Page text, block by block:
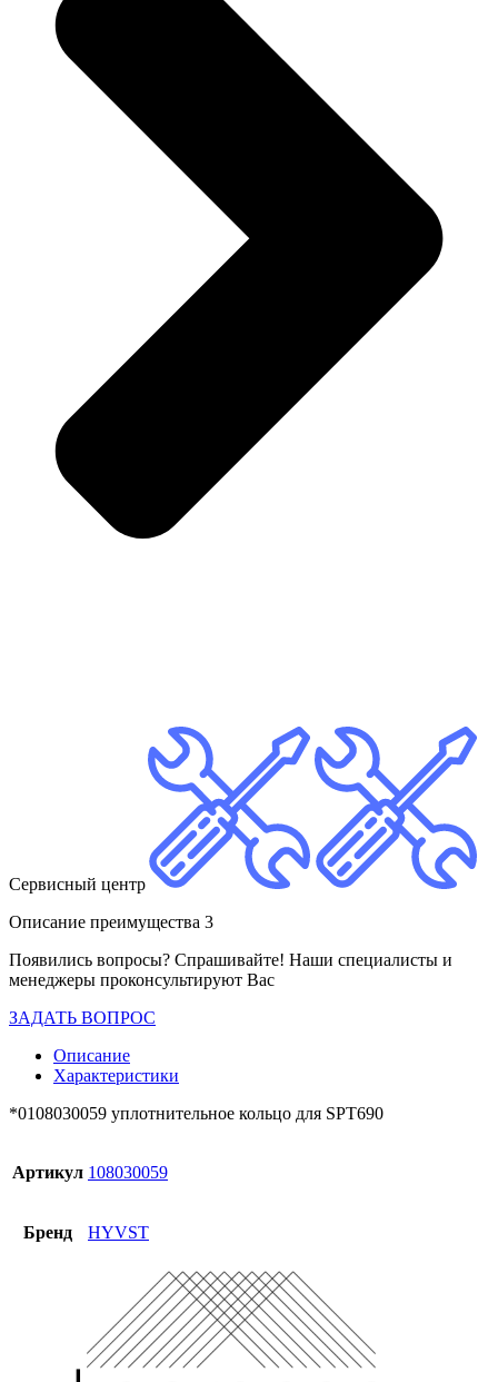
Сервисный центр
Описание преимущества 3
Появились вопросы? Спрашивайте! Наши специалисты и
менеджеры проконсультируют Вас
ЗАДАТЬ ВОПРОС
Описание
Характеристики
*0108030059 уплотнительное кольцо для SPT690
Артикул 108030059
Бренд HYVST